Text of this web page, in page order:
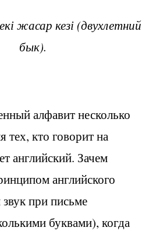
жасар кезі (двухлетний
бык).
алфавит несколько
тех, кто говорит на
английский. Зачем
английского
при письме
буквами), когда